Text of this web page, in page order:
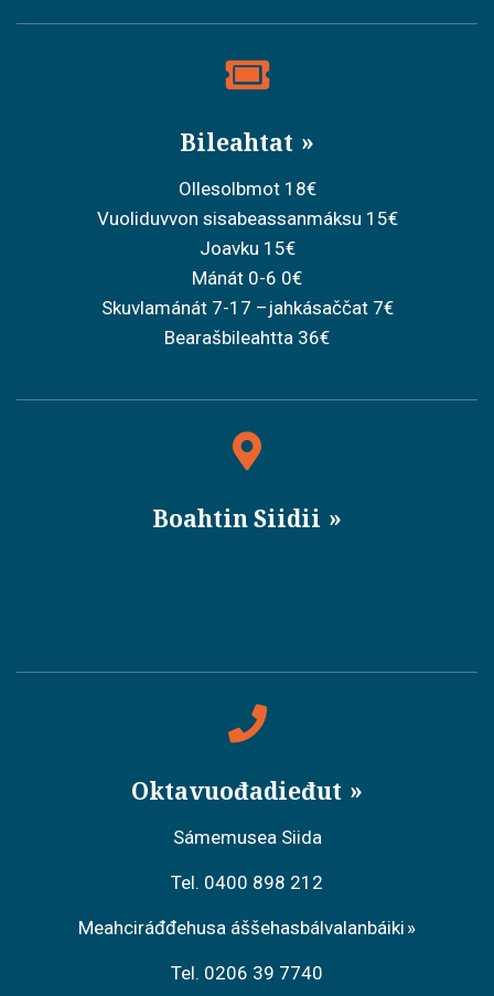
Bileahtat
Ollesolbmot 18€
Vuoliduvvon sisabeassanmáksu 15€
Joavku 15€
Mánát 0-6 0€
Skuvlamánát 7-17 –jahkásaččat 7€
Bearašbileahtta 36€
Boahtin Siidii
Oktavuođadieđut
Sámemusea Siida
Tel. 0400 898 212
Meahciráđđehusa áššehasbálvalanbáiki
Tel. 0206 39 7740